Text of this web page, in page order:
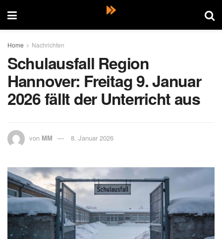
Home Nachrichten
Schulausfall Region
Hannover: Freitag 9. Januar
2026 fällt der Unterricht aus
von MM 8. Januar 2026